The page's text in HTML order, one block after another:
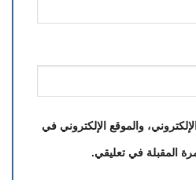
والموقع الإلكتروني في
المقبلة في تعليقي.